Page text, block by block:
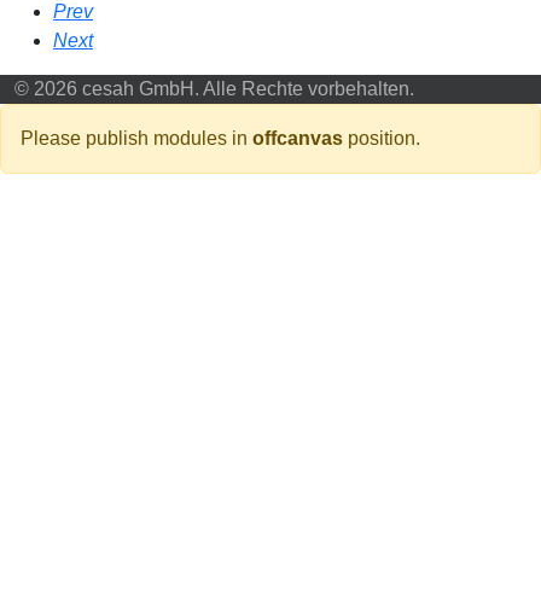
Prev
Next
© 2026 cesah GmbH. Alle Rechte vorbehalten.
Please publish modules in offcanvas position.